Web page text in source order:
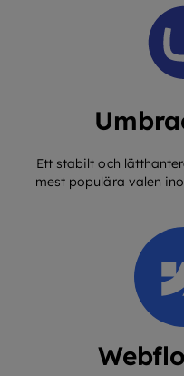
Ett stabilt och
mest populära valen